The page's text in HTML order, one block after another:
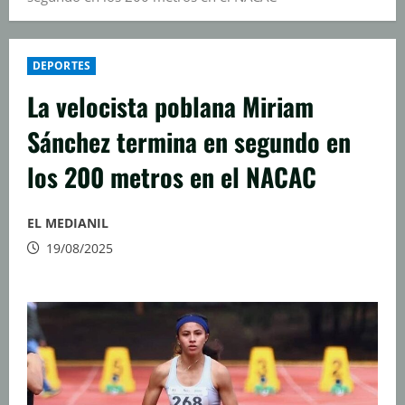
DEPORTES
La velocista poblana Miriam
Sánchez termina en segundo en
los 200 metros en el NACAC
EL MEDIANIL
19/08/2025